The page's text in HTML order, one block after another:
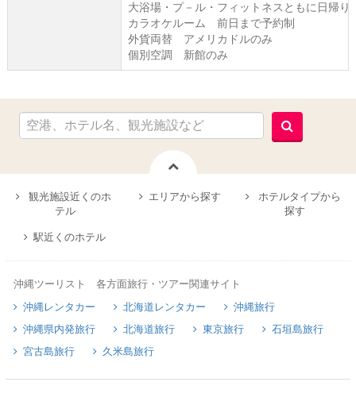
大浴場・プ－ル・フィットネスともに日帰
カラオケルーム 前日まで予約制
外貨両替 アメリカドルのみ
個別空調 新館のみ
観光施設近くのホ
テル
エリアから探す
ホテルタイプから
探す
駅近くのホテル
沖縄ツーリスト 各方面旅行・ツアー関連サイト
沖縄レンタカー
北海道レンタカー
沖縄旅行
沖縄県内発旅行
北海道旅行 東京旅行
石垣島旅行
宮古島旅行
久米島旅行